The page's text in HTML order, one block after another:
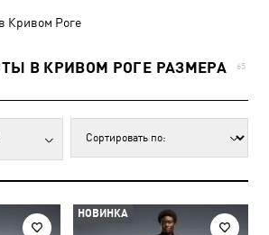
Кривом Роге
В КРИВОМ РОГЕ РАЗМЕРА
65
НОВИНКА